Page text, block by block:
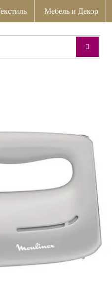
Мебель и Декор